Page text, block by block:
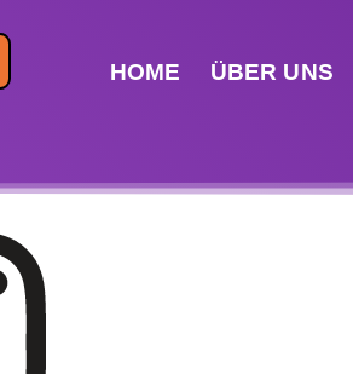
HOME ÜBER UNS